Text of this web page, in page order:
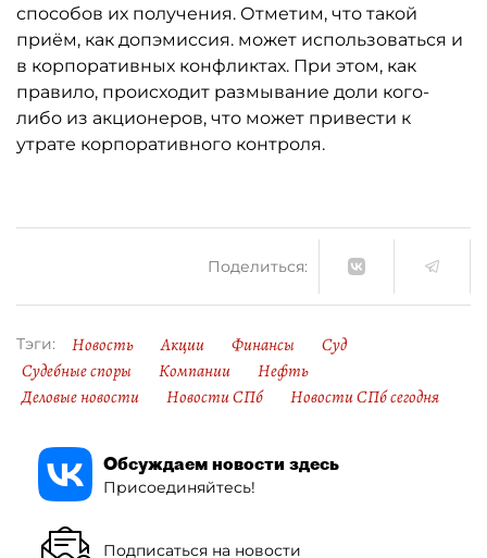
способов их получения. Отметим, что такой
приём, как допэмиссия. может использоваться и
в корпоративных конфликтах. При этом, как
правило, происходит размывание доли кого-
либо из акционеров, что может привести к
утрате корпоративного контроля.
Поделиться:
Тэги: Новость Акции Финансы
Суд
Судебные споры
Компании
Нефть
Деловые новости
Новости СПб Новости СПб сегодня
Обсуждаем новости здесь
Присоединяйтесь!
Подписаться на новости